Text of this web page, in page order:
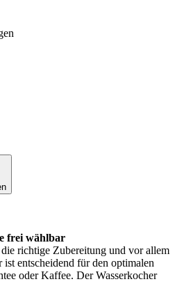
frei wählbar
richtige Zubereitung und vor allem
ist entscheidend für den optimalen
oder Kaffee. Der Wasserkocher